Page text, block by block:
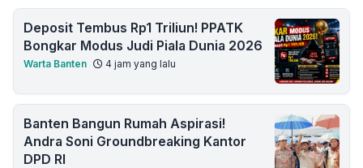
Deposit Tembus Rp1 Triliun! PPATK
Bongkar Modus Judi Piala Dunia 2026
Warta Banten 4 jam yang lalu
Banten Bangun Rumah Aspirasi!
Andra Soni Groundbreaking Kantor
DPD RI